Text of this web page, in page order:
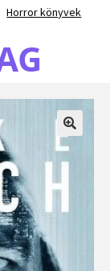
Horror könyvek